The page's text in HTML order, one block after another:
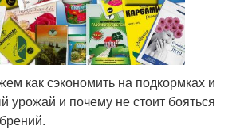
как сэкономить на подкормках и
урожай и почему не стоит бояться